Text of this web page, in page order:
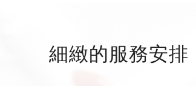
細緻的服務安排